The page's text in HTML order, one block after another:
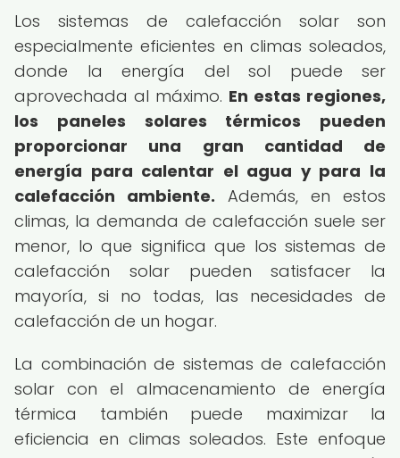
Los sistemas de calefacción solar son
especialmente eficientes en climas soleados,
donde la energía del sol puede ser
aprovechada al máximo. En estas regiones,
los paneles solares térmicos pueden
proporcionar una gran cantidad de
energía para calentar el agua y para la
calefacción ambiente. Además, en estos
climas, la demanda de calefacción suele ser
menor, lo que significa que los sistemas de
calefacción solar pueden satisfacer la
mayoría, si no todas, las necesidades de
calefacción de un hogar.
La combinación de sistemas de calefacción
solar con el almacenamiento de energía
térmica también puede maximizar la
eficiencia en climas soleados. Este enfoque